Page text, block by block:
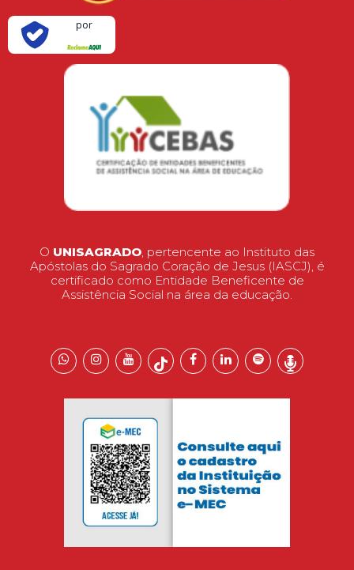
por
O UNISAGRADO, pertencente ao Instituto das
Apóstolas do Sagrado Coração de Jesus (IASCJ), é
certificado como Entidade Beneficente de
Assistência Social na área da educação.